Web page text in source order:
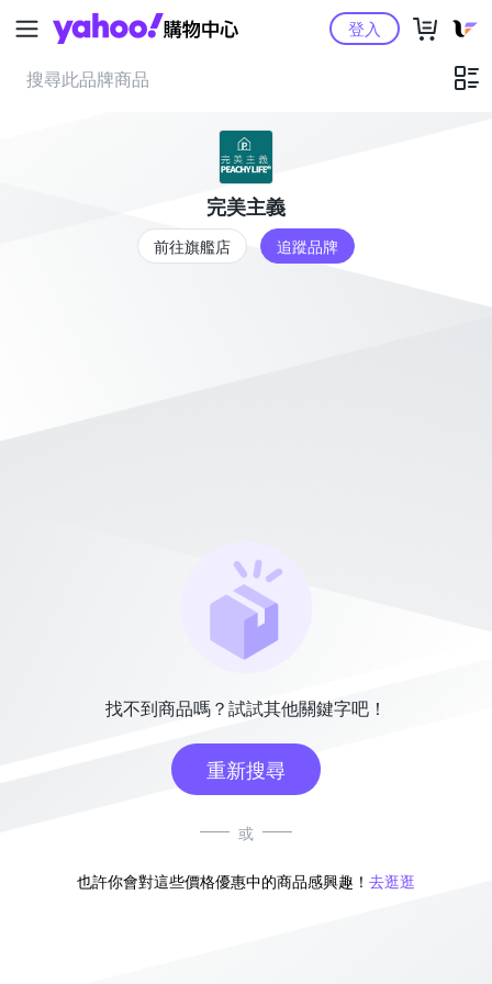
Yahoo購物中心登入
完美主義
前往旗艦店 追蹤品牌
找不到商品嗎？試試其他關鍵字吧！
重新搜尋
或
也許你會對這些價格優惠中的商品感興趣！ 去逛逛